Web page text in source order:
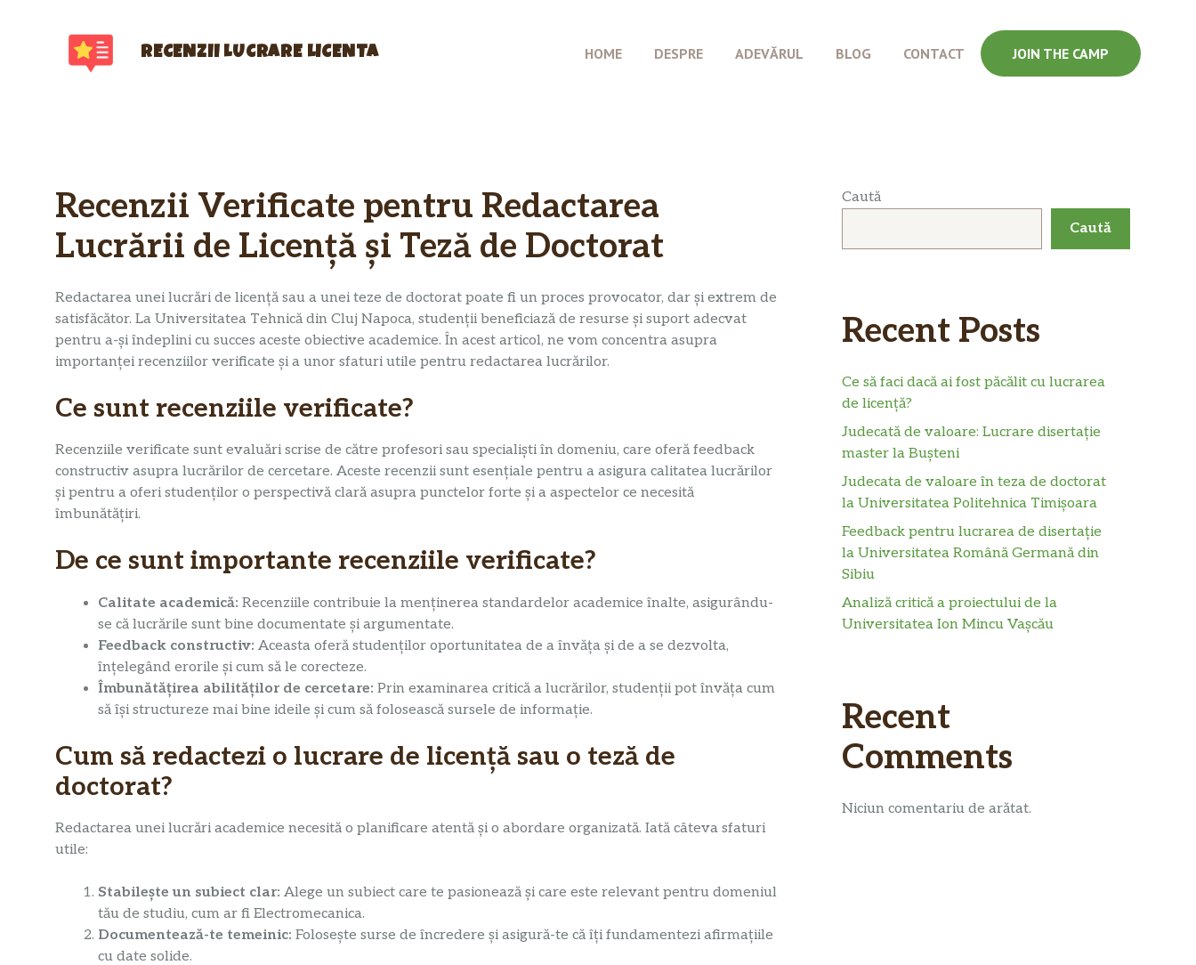
RECENZII LUCRARE LICENTA HOME DESPRE ADEVĂRUL BLOG CONTACT JOIN THE CAMP
Recenzii Verificate pentru Redactarea
Lucrării de Licență și Teză de Doctorat
Redactarea unei lucrări de licență sau a unei teze de doctorat poate fi un proces provocator, dar și extrem de
satisfăcător. La Universitatea Tehnică din Cluj Napoca, studenții beneficiază de resurse și suport adecvat
pentru a-și îndeplini cu succes aceste obiective academice. În acest articol, ne vom concentra asupra
importanței recenziilor verificate și a unor sfaturi utile pentru redactarea lucrărilor.
Ce sunt recenziile verificate?
Recenziile verificate sunt evaluări scrise de către profesori sau specialiști în domeniu, care oferă feedback
constructiv asupra lucrărilor de cercetare. Aceste recenzii sunt esențiale pentru a asigura calitatea lucrărilor
și pentru a oferi studenților o perspectivă clară asupra punctelor forte și a aspectelor ce necesită
îmbunătățiri.
De ce sunt importante recenziile verificate?
Calitate academică: Recenziile contribuie la menținerea standardelor academice înalte, asigurându-
se că lucrările sunt bine documentate și argumentate.
Feedback constructiv: Aceasta oferă studenților oportunitatea de a învăța și de a se dezvolta,
înțelegând erorile și cum să le corecteze.
Îmbunătățirea abilităților de cercetare: Prin examinarea critică a lucrărilor, studenții pot învăța cum
să își structureze mai bine ideile și cum să folosească sursele de informație.
Cum să redactezi o lucrare de licență sau o teză de
doctorat?
Redactarea unei lucrări academice necesită o planificare atentă și o abordare organizată. Iată câteva sfaturi
utile:
Stabilește un subiect clar: Alege un subiect care te pasionează și care este relevant pentru domeniul
tău de studiu, cum ar fi Electromecanica.
Documentează-te temeinic: Folosește surse de încredere și asigură-te că îți fundamentezi afirmațiile
cu date solide.
Caută
Caută
Recent Posts
Ce să faci dacă ai fost păcălit cu lucrarea
de licență?
Judecată de valoare: Lucrare disertație
master la Bușteni
Judecata de valoare în teza de doctorat
la Universitatea Politehnica Timișoara
Feedback pentru lucrarea de disertație
la Universitatea Română Germană din
Sibiu
Analiză critică a proiectului de la
Universitatea Ion Mincu Vașcău
Recent
Comments
Niciun comentariu de arătat.